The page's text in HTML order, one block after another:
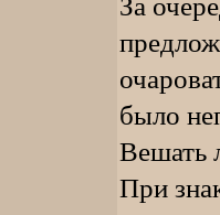
было
Вешать
При